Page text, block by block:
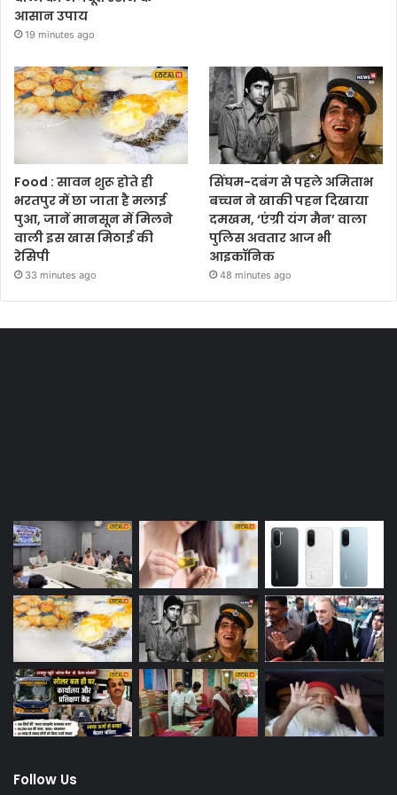
आसान उपाय
19 minutes ago
Food : सावन शुरू होते ही
भरतपुर में छा जाता है मलाई
पुआ, जानें मानसून में मिलने
वाली इस खास मिठाई की
रेसिपी
33 minutes ago
सिंघम-दबंग से पहले अमिताभ
बच्चन ने खाकी पहन दिखाया
दमखम, ‘एंग्री यंग मैन’ वाला
पुलिस अवतार आज भी
आइकॉनिक
48 minutes ago
Follow Us